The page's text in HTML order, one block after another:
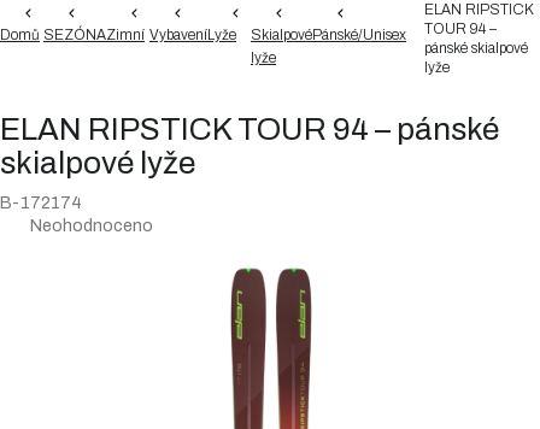
Domů SEZÓNAZimní VybaveníLyže
Skialpové
lyže
Pánské/Unisex
ELAN RIPSTICK
TOUR 94 –
pánské skialpové
lyže
ELAN RIPSTICK TOUR 94 – pánské
skialpové lyže
B-172174
Průměrné
Neohodnoceno